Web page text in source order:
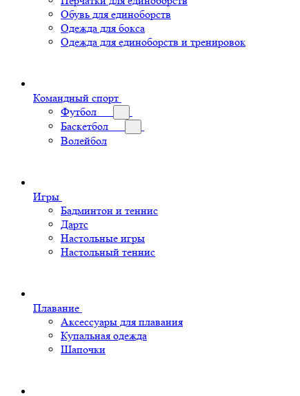
Обувь для единоборств
Одежда для бокса
Одежда для единоборств и тренировок
Командный спорт
Футбол
Баскетбол
Волейбол
Игры
Бадминтон и теннис
Дартс
Настольные игры
Настольный теннис
Плавание
Аксессуары для плавания
Купальная одежда
Шапочки